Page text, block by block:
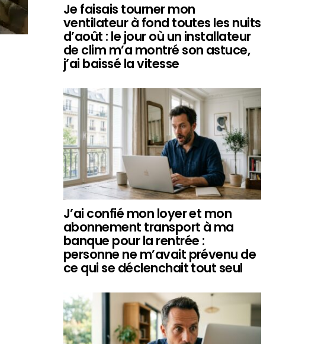
Je faisais tourner mon
ventilateur à fond toutes les nuits
d’août : le jour où un installateur
de clim m’a montré son astuce,
j’ai baissé la vitesse
J’ai confié mon loyer et mon
abonnement transport à ma
banque pour la rentrée :
personne ne m’avait prévenu de
ce qui se déclenchait tout seul